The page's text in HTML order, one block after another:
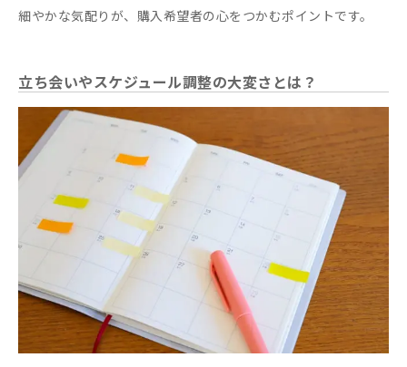
細やかな気配りが、購入希望者の心をつかむポイントです。
立ち会いやスケジュール調整の大変さとは？